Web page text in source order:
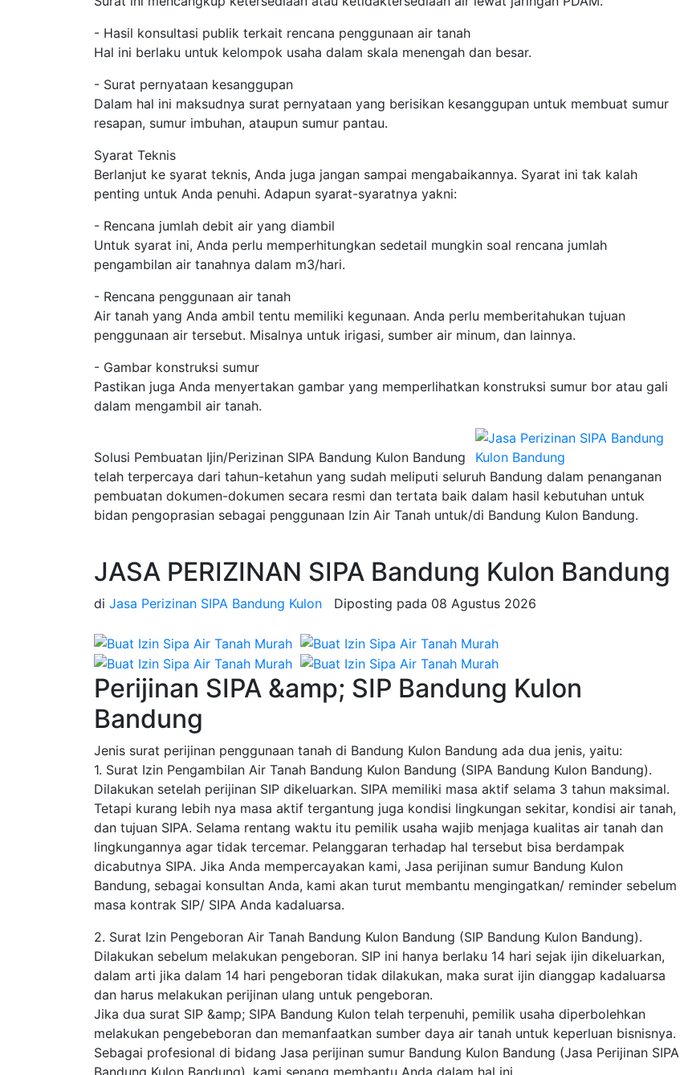
- Hasil konsultasi publik terkait rencana penggunaan air tanah
Hal ini berlaku untuk kelompok usaha dalam skala menengah dan besar.
- Surat pernyataan kesanggupan
Dalam hal ini maksudnya surat pernyataan yang berisikan kesanggupan untuk membuat sumur
resapan, sumur imbuhan, ataupun sumur pantau.
Syarat Teknis
Berlanjut ke syarat teknis, Anda juga jangan sampai mengabaikannya. Syarat ini tak kalah
penting untuk Anda penuhi. Adapun syarat-syaratnya yakni:
- Rencana jumlah debit air yang diambil
Untuk syarat ini, Anda perlu memperhitungkan sedetail mungkin soal rencana jumlah
pengambilan air tanahnya dalam m3/hari.
- Rencana penggunaan air tanah
Air tanah yang Anda ambil tentu memiliki kegunaan. Anda perlu memberitahukan tujuan
penggunaan air tersebut. Misalnya untuk irigasi, sumber air minum, dan lainnya.
- Gambar konstruksi sumur
Pastikan juga Anda menyertakan gambar yang memperlihatkan konstruksi sumur bor atau gali
dalam mengambil air tanah.
Solusi Pembuatan Ijin/Perizinan SIPA Bandung Kulon Bandung
telah terpercaya dari tahun-ketahun yang sudah meliputi seluruh Bandung dalam penanganan
pembuatan dokumen-dokumen secara resmi dan tertata baik dalam hasil kebutuhan untuk
bidan pengoprasian sebagai penggunaan Izin Air Tanah untuk/di Bandung Kulon Bandung.
JASA PERIZINAN SIPA Bandung Kulon Bandung
di Jasa Perizinan SIPA Bandung Kulon Diposting pada 08 Agustus 2026
Perijinan SIPA &amp; SIP Bandung Kulon
Bandung
Jenis surat perijinan penggunaan tanah di Bandung Kulon Bandung ada dua jenis, yaitu:
1. Surat Izin Pengambilan Air Tanah Bandung Kulon Bandung (SIPA Bandung Kulon Bandung).
Dilakukan setelah perijinan SIP dikeluarkan. SIPA memiliki masa aktif selama 3 tahun maksimal.
Tetapi kurang lebih nya masa aktif tergantung juga kondisi lingkungan sekitar, kondisi air tanah,
dan tujuan SIPA. Selama rentang waktu itu pemilik usaha wajib menjaga kualitas air tanah dan
lingkungannya agar tidak tercemar. Pelanggaran terhadap hal tersebut bisa berdampak
dicabutnya SIPA. Jika Anda mempercayakan kami, Jasa perijinan sumur Bandung Kulon
Bandung, sebagai konsultan Anda, kami akan turut membantu mengingatkan/ reminder sebelum
masa kontrak SIP/ SIPA Anda kadaluarsa.
2. Surat Izin Pengeboran Air Tanah Bandung Kulon Bandung (SIP Bandung Kulon Bandung).
Dilakukan sebelum melakukan pengeboran. SIP ini hanya berlaku 14 hari sejak ijin dikeluarkan,
dalam arti jika dalam 14 hari pengeboran tidak dilakukan, maka surat ijin dianggap kadaluarsa
dan harus melakukan perijinan ulang untuk pengeboran.
Jika dua surat SIP &amp; SIPA Bandung Kulon telah terpenuhi, pemilik usaha diperbolehkan
melakukan pengebeboran dan memanfaatkan sumber daya air tanah untuk keperluan bisnisnya.
Sebagai profesional di bidang Jasa perijinan sumur Bandung Kulon Bandung (Jasa Perijinan SIPA